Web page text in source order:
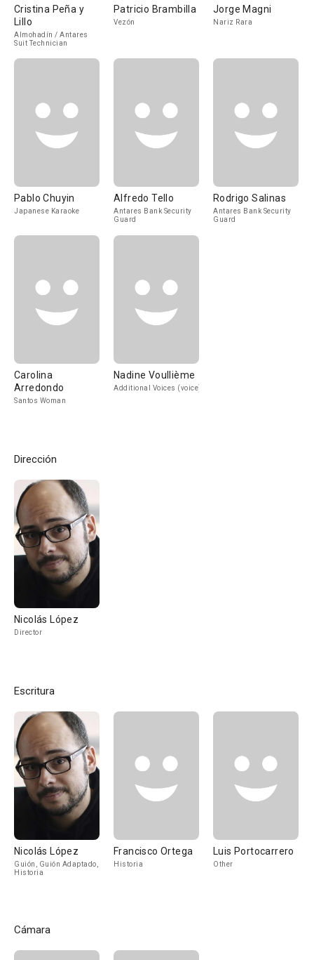
Cristina Peña y
Lillo
Almohadín / Antares
Suit Technician
Patricio Brambilla
Vezón
Jorge Magni
Nariz Rara
Pablo Chuyin
Japanese Karaoke
Alfredo Tello
Antares Bank Security
Guard
Rodrigo Salinas
Antares Bank Security
Guard
Carolina
Arredondo
Santos Woman
Nadine Voullième
Additional Voices (voice)
Dirección
Nicolás López
Director
Escritura
Nicolás López
Guión, Guión Adaptado,
Historia
Francisco Ortega
Historia
Luis Portocarrero
Other
Cámara